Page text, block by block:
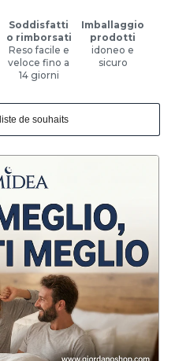
Soddisfatti
o rimborsati
Reso facile e
veloce fino a
14 giorni
Imballaggio
prodotti
idoneo e
sicuro